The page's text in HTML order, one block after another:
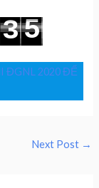
4
3
6
5
ĐGNL 2020 ĐỂ
Next Post →